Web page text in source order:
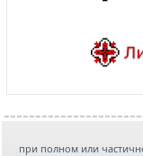
при полном или